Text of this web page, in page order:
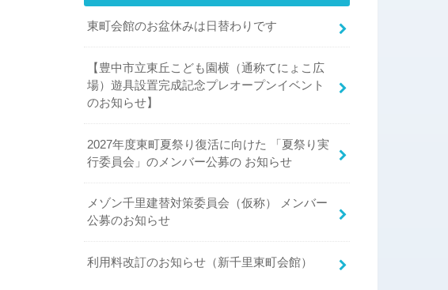
東町会館のお盆休みは日替わりです
【豊中市立東丘こども園横（通称てにょこ広
場）遊具設置完成記念プレオープンイベント
のお知らせ】
2027年度東町夏祭り復活に向けた 「夏祭り実
行委員会」のメンバー公募の お知らせ
メゾン千里建替対策委員会（仮称） メンバー
公募のお知らせ
利用料改訂のお知らせ（新千里東町会館）